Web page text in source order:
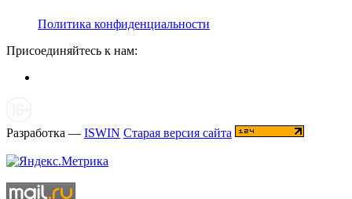
Политика конфиденциальности
Присоединяйтесь к нам:
Разработка — ISWIN Старая версия сайта